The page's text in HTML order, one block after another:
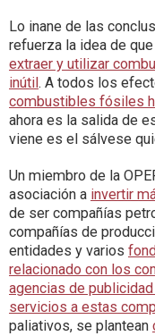
Lo inane de las
refuerza la idea de que
extraer y utilizar
inútil . A todos los
combustibles fósiles
ahora es la salida de
viene es el sálvese
Un miembro de la
asociación a invertir
de ser compañías
compañías de
entidades y varios
relacionado con los
agencias de
servicios a estas
paliativos, se plantean